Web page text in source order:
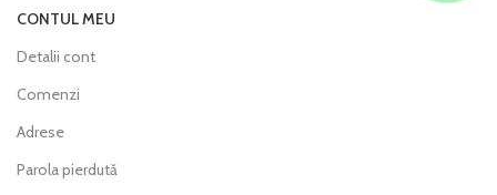
CONTUL MEU
Detalii cont
Comenzi
Adrese
Parola pierdută